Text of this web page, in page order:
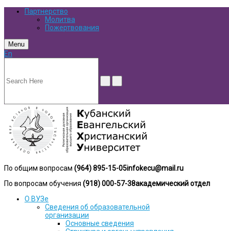
Партнерство
Молитва
Пожертвования
Menu
En
По общим вопросам (964) 895-15-05infokecu@mail.ru
По вопросам обучения (918) 000-57-38академический отдел
О ВУЗе
Сведения об образовательной
организации
Основные сведения